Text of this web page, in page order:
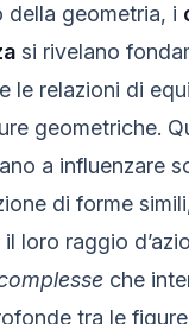
della geometria, i
si rivelano
le relazioni di
geometriche.
a influenzare
di forme
loro raggio
che
tra le